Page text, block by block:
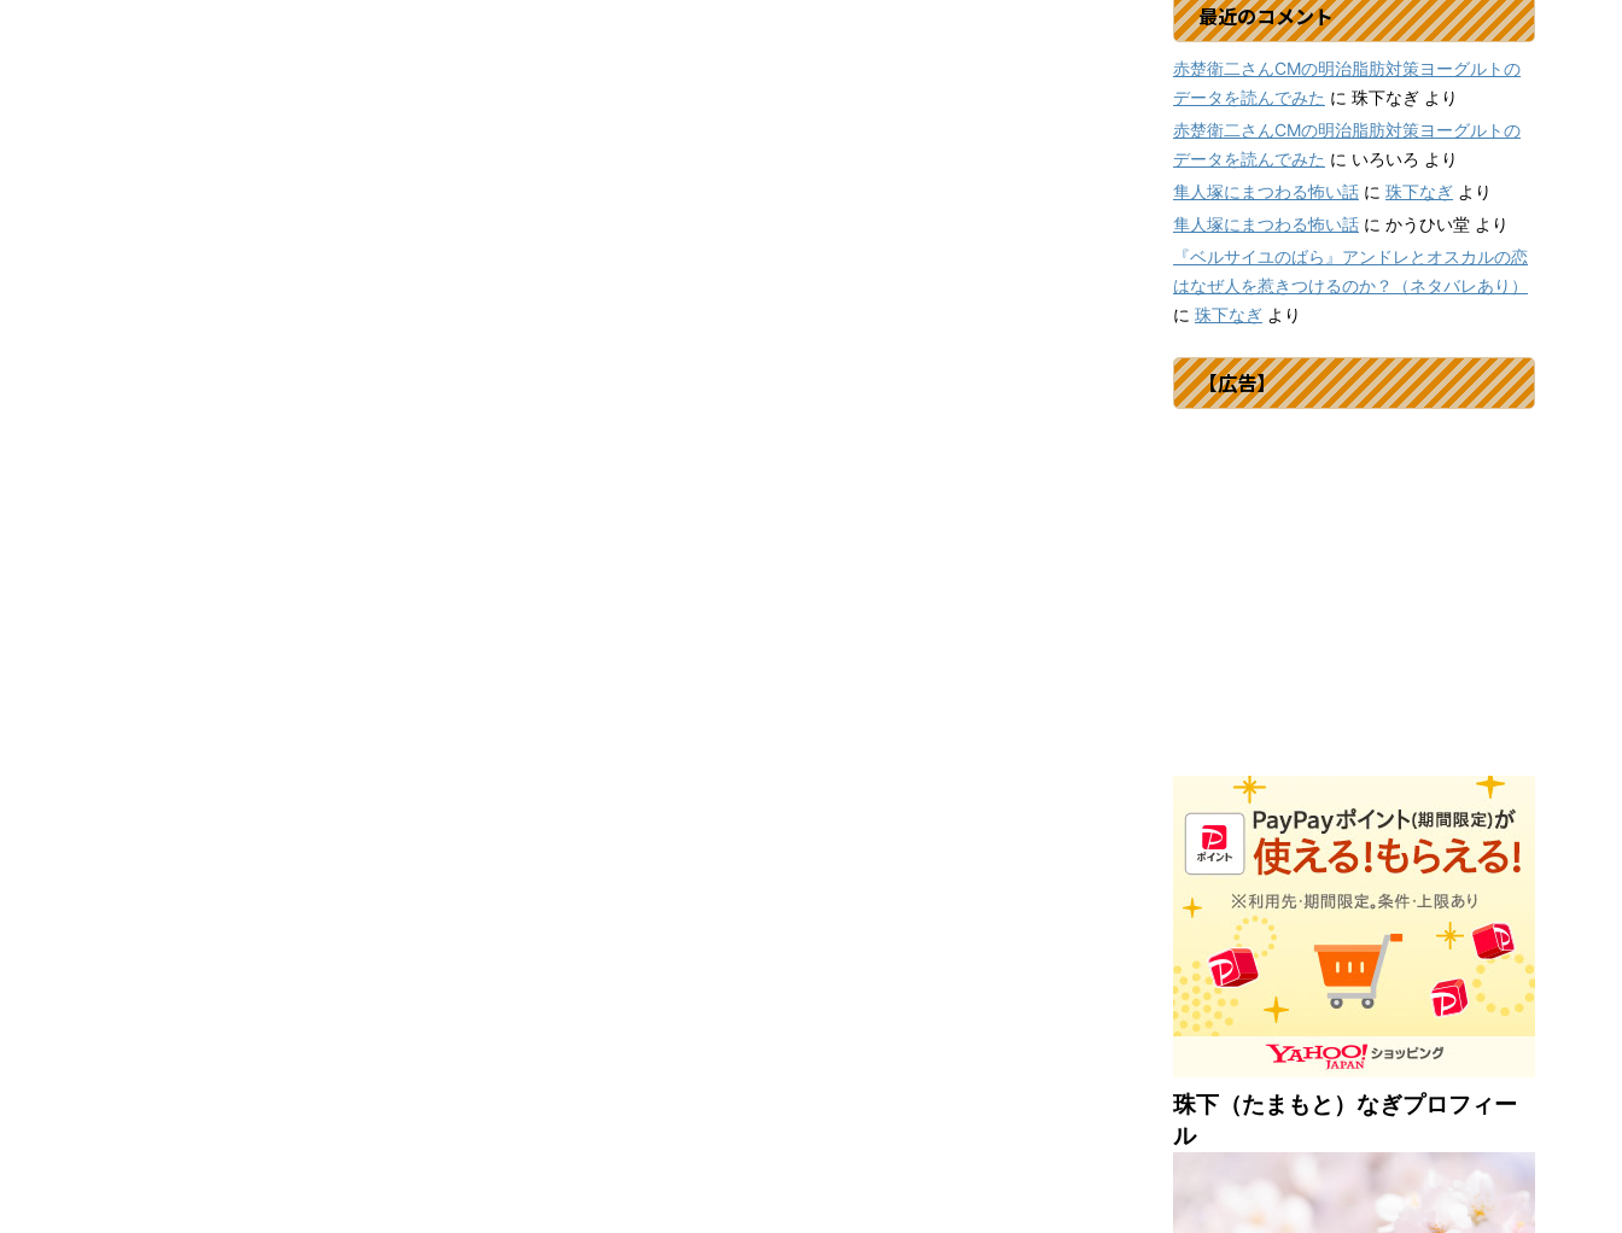
最近のコメント
赤楚衛二さんCMの明治脂肪対策ヨーグルトの
データを読んでみた に 珠下なぎ より
赤楚衛二さんCMの明治脂肪対策ヨーグルトの
データを読んでみた に いろいろ より
隼人塚にまつわる怖い話 に 珠下なぎ より
隼人塚にまつわる怖い話 に かうひい堂 より
『ベルサイユのばら』アンドレとオスカルの恋
はなぜ人を惹きつけるのか？（ネタバレあり）
に 珠下なぎ より
【広告】
珠下（たまもと）なぎプロフィー
ル